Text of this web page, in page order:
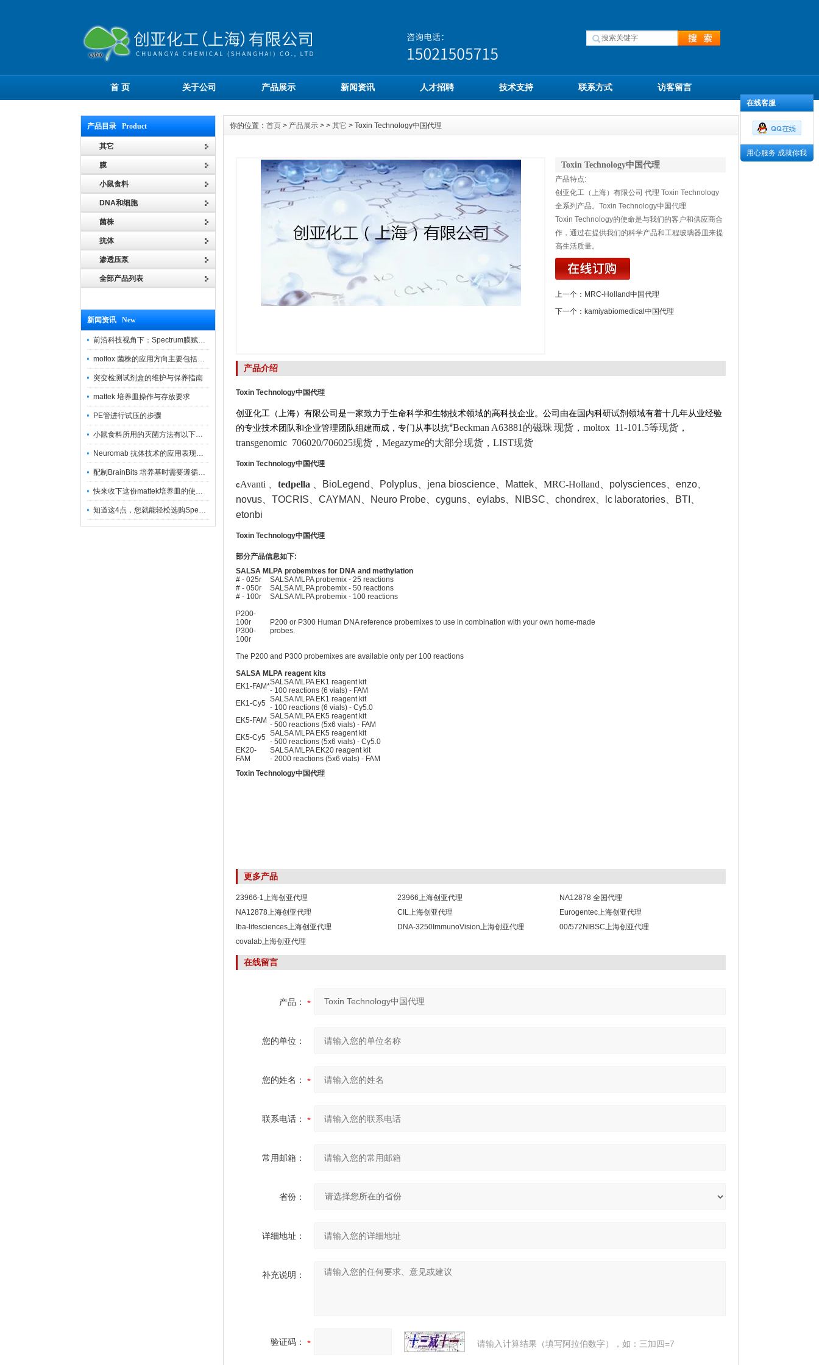
首 页 关于公司 产品展示 新闻资讯 人才招聘 技术支持 联系方式 访客留言
产品目录 Product
其它
膜
小鼠食料
DNA和细胞
菌株
抗体
渗透压泵
全部产品列表
新闻资讯 New
前沿科技视角下：Spectrum膜赋能精密制造
moltox 菌株的应用方向主要包括以下几个方面
突变检测试剂盒的维护与保养指南
mattek 培养皿操作与存放要求
PE管进行试压的步骤
小鼠食料所用的灭菌方法有以下三种
Neuromab 抗体技术的应用表现在这几方面
配制BrainBits 培养基时需要遵循的原则
快来收下这份mattek培养皿的使用指南
知道这4点，您就能轻松选购Spectrum 膜
你的位置： 首页 > 产品展示 > > 其它 > Toxin Technology中国代理
Toxin Technology中国代理
产品特点:
创亚化工（上海）有限公司 代理 Toxin Technology
全系列产品。Toxin Technology中国代理
Toxin Technology的使命是与我们的客户和供应商合
作，通过在提供我们的科学产品和工程玻璃器皿来提
高生活质量。
上一个： MRC-Holland中国代理
下一个： kamiyabiomedical中国代理
产品介绍
Toxin Technology中国代理
创亚化工（上海）有限公司是一家致力于生命科学和生物技术领域的高科技企业。公司由在国内科研试剂领域有着十几年从业经验
的专业技术团队和企业管理团队组建而成，专门从事以抗*Beckman A63881的磁珠 现货，moltox 11-101.5等现货，
transgenomic 706020/706025现货，Megazyme的大部分现货，LIST现货
Toxin Technology中国代理
cAvanti 、 tedpella BioLegend、Polyplus、jena bioscience、Mattek 、MRC-Holland 、polysciences、enzo、
novus 、TOCRIS 、CAYMAN、Neuro Probe、cyguns、eylabs、NIBSC 、chondrex、lc laboratories、BTI
etonbi
Toxin Technology中国代理
部分产品信息如下:
SALSA MLPA probemixes for DNA and methylation
# - 025r
SALSA MLPA probemix - 25 reactions
# - 050r
SALSA MLPA probemix - 50 reactions
# - 100r
SALSA MLPA probemix - 100 reactions
P200-
100r
P300-
100r
P200 or P300 Human DNA reference probemixes to use in combination with your own home-made
probes.
The P200 and P300 probemixes are available only per 100 reactions
SALSA MLPA reagent kits
EK1-FAM*SALSA MLPA EK1 reagent kit
- 100 reactions (6 vials) - FAM
EK1-Cy5 SALSA MLPA EK1 reagent kit
- 100 reactions (6 vials) - Cy5.0
EK5-FAM SALSA MLPA EK5 reagent kit
- 500 reactions (5x6 vials) - FAM
EK5-Cy5 SALSA MLPA EK5 reagent kit
- 500 reactions (5x6 vials) - Cy5.0
EK20-
FAM
SALSA MLPA EK20 reagent kit
- 2000 reactions (5x6 vials) - FAM
Toxin Technology中国代理
更多产品
23966-1上海创亚代理 23966上海创亚代理
NA12878 全国代理
NA12878上海创亚代理
CIL上海创亚代理
Eurogentec上海创亚代理
Iba-lifesciences上海创亚代理
DNA-3250ImmunoVision上海创亚代理
00/572NIBSC上海创亚代理
covalab上海创亚代理
在线留言
产品：
您的单位：
您的姓名：
联系电话：
常用邮箱：
省份：
详细地址：
补充说明：
验证码： 请输入计算结果（填写阿拉伯数字），如：三加四=7
在线客服
用心服务 成就你我